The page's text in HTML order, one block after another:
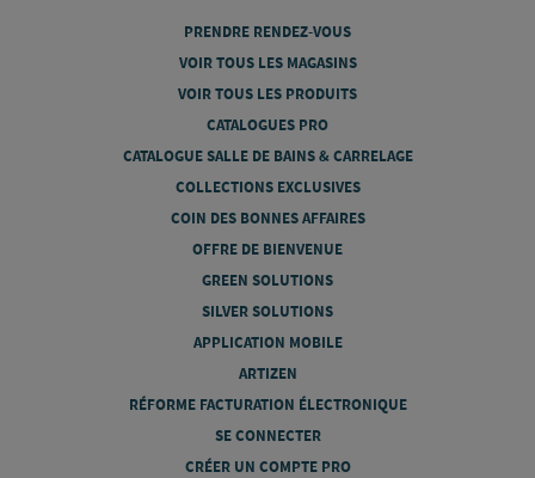
PRENDRE RENDEZ-VOUS
VOIR TOUS LES MAGASINS
VOIR TOUS LES PRODUITS
CATALOGUES PRO
CATALOGUE SALLE DE BAINS & CARRELAGE
COLLECTIONS EXCLUSIVES
COIN DES BONNES AFFAIRES
OFFRE DE BIENVENUE
GREEN SOLUTIONS
SILVER SOLUTIONS
APPLICATION MOBILE
ARTIZEN
RÉFORME FACTURATION ÉLECTRONIQUE
SE CONNECTER
CRÉER UN COMPTE PRO